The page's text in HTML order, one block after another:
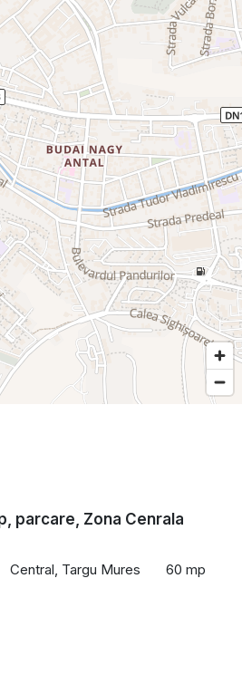
parcare, Zona Cenrala
Central, Targu Mures 60 mp